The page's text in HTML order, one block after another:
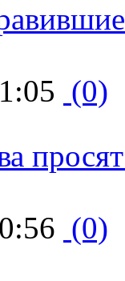
(0)
(0)